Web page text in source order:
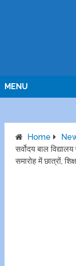
MENU
Home
सर्वोदय बाल
समारोह में छात्रों,